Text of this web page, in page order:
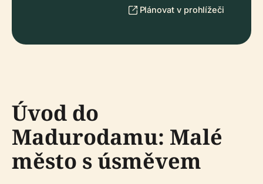
Plánovat v prohlížeči
Úvod do
Madurodamu: Malé
město s úsměvem